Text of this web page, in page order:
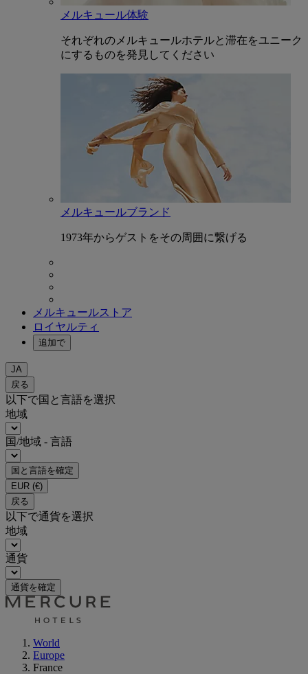
メルキュール体験
それぞれのメルキュールホテルと滞在をユニーク
にするものを発見してください
メルキュールブランド
1973年からゲストをその周囲に繋げる
メルキュールストア
ロイヤルティ
追加で
JA
戻る
以下で国と言語を選択
地域
国/地域 - 言語
国と言語を確定
EUR (€)
戻る
以下で通貨を選択
地域
通貨
通貨を確定
World
Europe
France